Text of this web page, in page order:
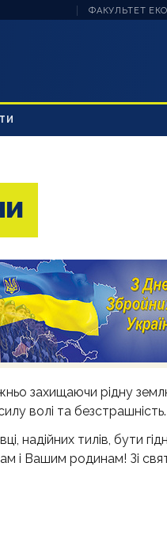
ФАКУЛЬТЕТ
захищаючи рідну
волі та безстрашність.
надійних тилів, бути
і Вашим родинам! Зі